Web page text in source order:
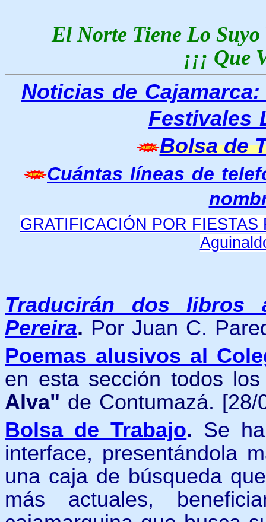
El Norte Tiene Lo
¡¡¡
Noticias de
Festivales
Bolsa de
Cuántas líneas de
GRATIFICACIÓN POR
Traducirán dos
Pereira. Por Juan C.
Poemas alusivos al
en esta sección todos
Alva" de Contumazá. [28/
Bolsa de Trabajo. Se
interface, presentándola
una caja de búsqueda
más actuales,